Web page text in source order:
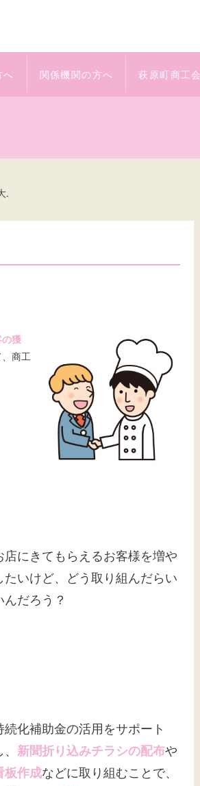
へ 関係機関の方へ 萩原町商工
.
の獲
商工
店にきてもらえるお客様を増や
たいけど、どう取り組んだらい
んだろう？
続化補助金の活用をサポート
、 新聞折り込みチラシの配布や
板作成などに取り組むことで、